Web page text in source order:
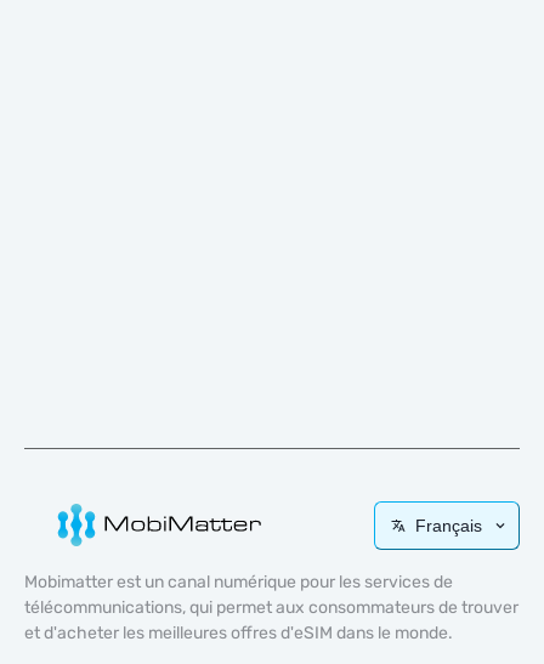
Français
Mobimatter est un canal numérique pour les services de
télécommunications, qui permet aux consommateurs de trouver
et d'acheter les meilleures offres d'eSIM dans le monde.